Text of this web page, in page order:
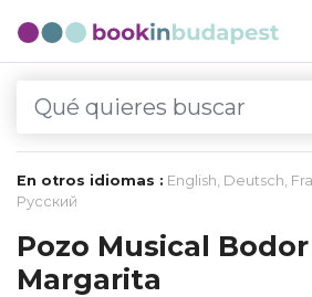
En otros idiomas : English, Deutsch,
Русский
Pozo Musical
Margarita